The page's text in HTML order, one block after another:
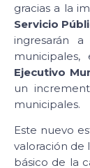
gracias a la
Servicio
ingresarán
Ejecutivo
un
municipales.
Este nuevo
valoración de
básico de la